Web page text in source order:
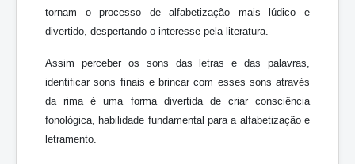
tornam o processo de alfabetização mais lúdico e
divertido, despertando o interesse pela literatura.
Assim perceber os sons das letras e das palavras,
identificar sons finais e brincar com esses sons através
da rima é uma forma divertida de criar consciência
fonológica, habilidade fundamental para a alfabetização e
letramento.